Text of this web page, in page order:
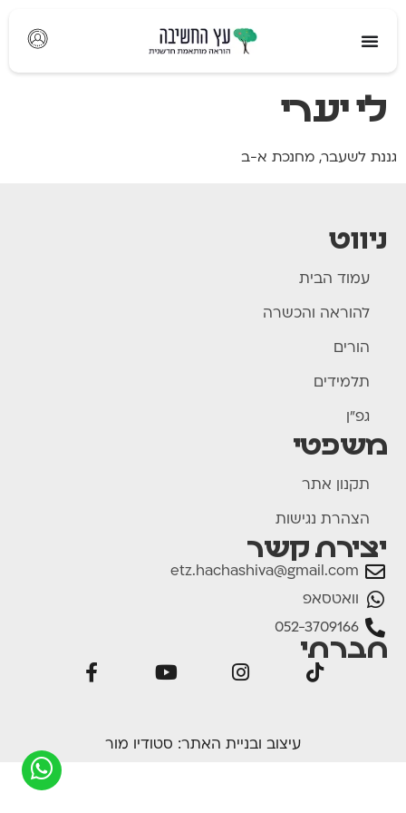
לי יערי
גננת לשעבר, מחנכת א-ב
ניווט
עמוד הבית
להוראה והכשרה
הורים
תלמידים
גפ"ן
משפטי
תקנון אתר
הצהרת נגישות
יצירת קשר
etz.hachashiva@gmail.com
וואטסאפ
052-3709166
חברתי
עיצוב ובניית האתר: סטודיו מור